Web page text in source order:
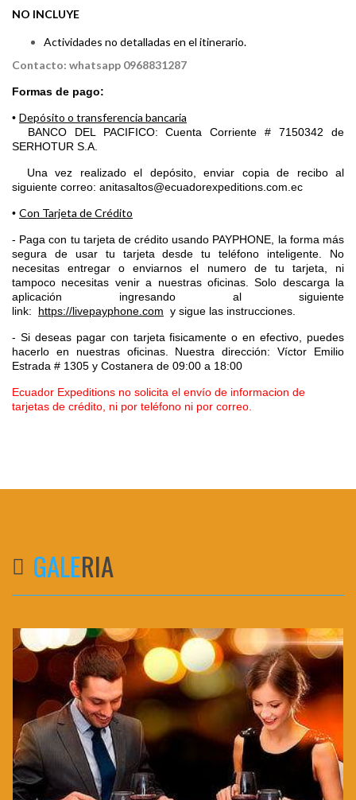
NO INCLUYE
Actividades no detalladas en el itinerario.
Contacto: whatsapp 0968831287
Formas de pago:
• Depósito o transferencia bancaria
BANCO DEL PACIFICO: Cuenta Corriente # 7150342 de
SERHOTUR S.A.
Una vez realizado el depósito, enviar copia de recibo al
siguiente correo: anitasaltos@ecuadorexpeditions.com.ec
• Con Tarjeta de Crédito
- Paga con tu tarjeta de crédito usando PAYPHONE, la forma más
segura de usar tu tarjeta desde tu teléfono inteligente. No
necesitas entregar o enviarnos el numero de tu tarjeta, ni
tampoco necesitas venir a nuestras oficinas. Solo descarga la
aplicación ingresando al siguiente
link:
https://livepayphone.com y sigue las instrucciones.
- Si deseas pagar con tarjeta fisicamente o en efectivo, puedes
hacerlo en nuestras oficinas. Nuestra dirección: Víctor Emilio
Estrada # 1305 y Costanera de 09:00 a 18:00
Ecuador Expeditions no solicita el envío de informacion de
tarjetas de crédito, ni por teléfono ni por correo.
GALERIA